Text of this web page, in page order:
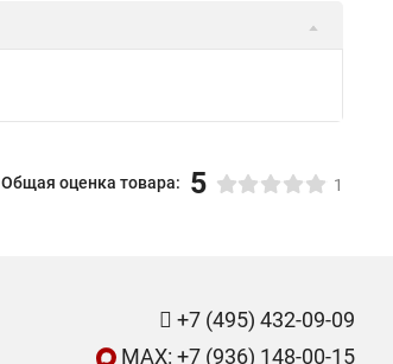
Общая оценка товара: 5 1
+7 (495) 432-09-09
MAX: +7 (936) 148-00-15